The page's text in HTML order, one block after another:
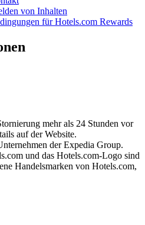
von Inhalten
für Hotels.com Rewards
mehr als 24 Stunden vor
auf der Website.
der Expedia Group.
und das Hotels.com-Logo sind
Handelsmarken von Hotels.com,